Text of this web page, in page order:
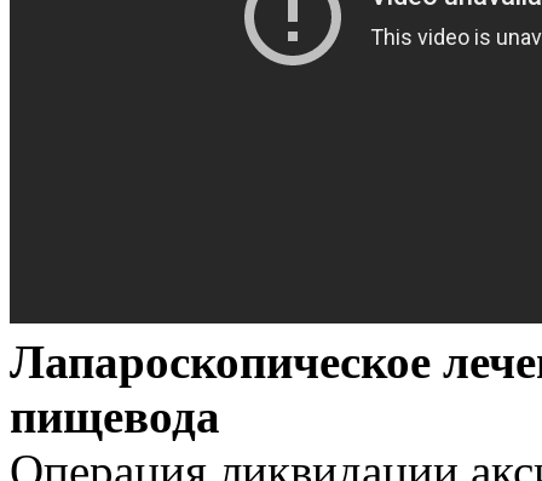
Лапароскопическое
пищевода